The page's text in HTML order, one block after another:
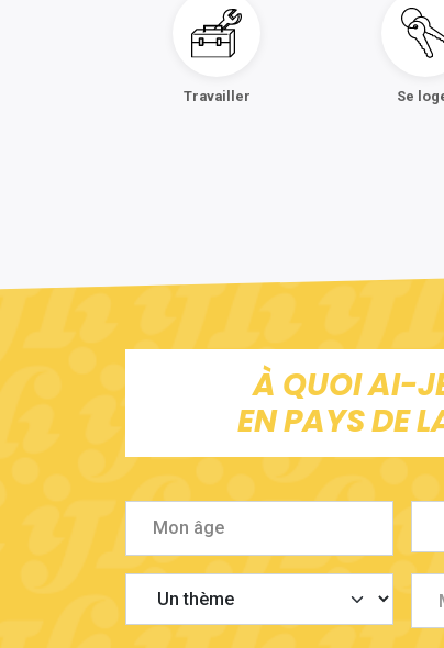
Travailler Se
À QUOI AI-
EN PAYS DE